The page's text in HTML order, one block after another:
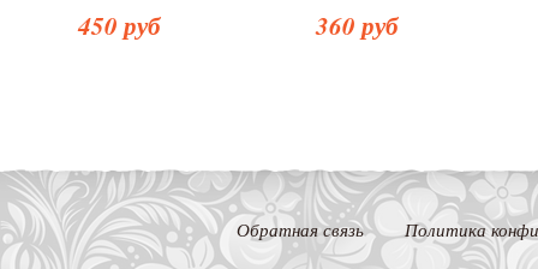
450 руб 360 руб
Обратная связь Политика